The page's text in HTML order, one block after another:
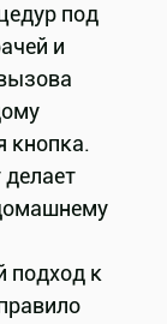
под
и
кнопка.
подход к